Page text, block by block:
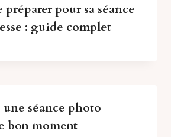
préparer pour sa séance
: guide complet
séance photo
bon moment